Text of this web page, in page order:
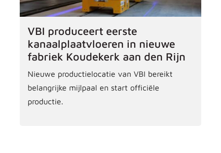
VBI produceert eerste
kanaalplaatvloeren in nieuwe
fabriek Koudekerk aan den Rijn
Nieuwe productielocatie van VBI bereikt
belangrijke mijlpaal en start officiële
productie.